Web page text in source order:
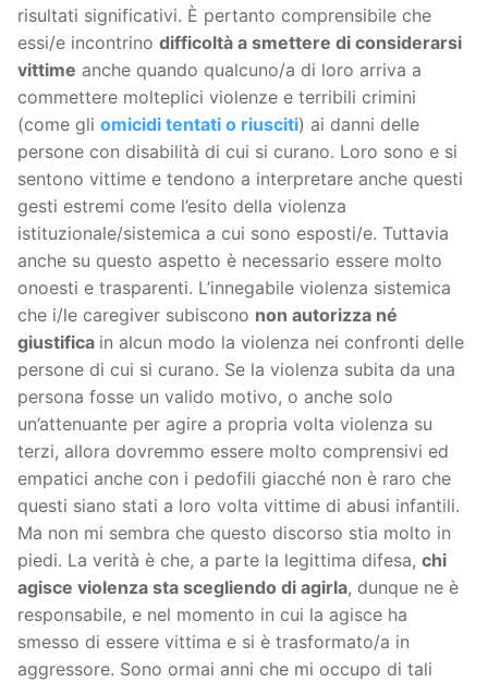
risultati significativi. È pertanto comprensibile che
essi/e incontrino difficoltà a smettere di considerarsi
vittime anche quando qualcuno/a di loro arriva a
commettere molteplici violenze e terribili crimini
(come gli omicidi tentati o riusciti) ai danni delle
persone con disabilità di cui si curano. Loro sono e si
sentono vittime e tendono a interpretare anche questi
gesti estremi come l’esito della violenza
istituzionale/sistemica a cui sono esposti/e. Tuttavia
anche su questo aspetto è necessario essere molto
onoesti e trasparenti. L’innegabile violenza sistemica
che i/le caregiver subiscono non autorizza né
giustifica in alcun modo la violenza nei confronti delle
persone di cui si curano. Se la violenza subita da una
persona fosse un valido motivo, o anche solo
un’attenuante per agire a propria volta violenza su
terzi, allora dovremmo essere molto comprensivi ed
empatici anche con i pedofili giacché non è raro che
questi siano stati a loro volta vittime di abusi infantili.
Ma non mi sembra che questo discorso stia molto in
piedi. La verità è che, a parte la legittima difesa, chi
agisce violenza sta scegliendo di agirla, dunque ne è
responsabile, e nel momento in cui la agisce ha
smesso di essere vittima e si è trasformato/a in
aggressore. Sono ormai anni che mi occupo di tali